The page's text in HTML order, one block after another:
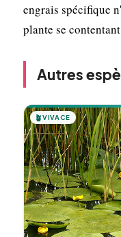
engrais spécifique
plante se
Autres
🪴VIVACE